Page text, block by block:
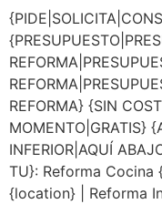
REFORMA} {SIN
MOMENTO|GRATIS}
INFERIOR|AQUÍ
TU}: Reforma
{location} | Reforma